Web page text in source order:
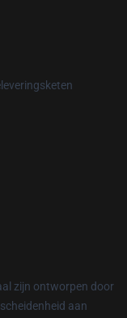
zijn ontworpen door
aan